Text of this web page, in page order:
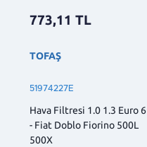
773,11 TL
TOFAŞ
51974227E
Hava Filtresi 1.0 1.3 Euro 6
- Fiat Doblo Fiorino 500L
500X